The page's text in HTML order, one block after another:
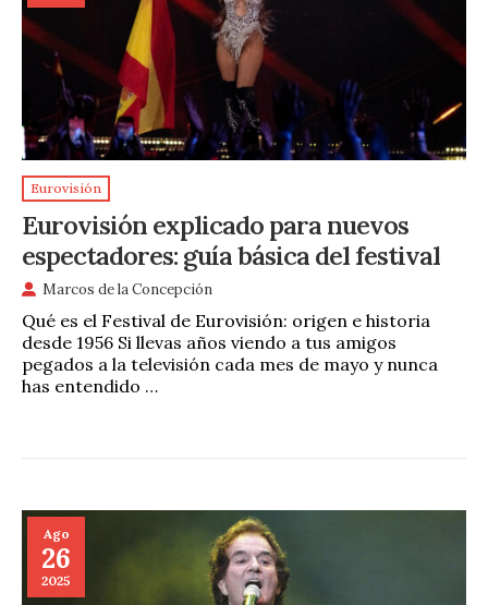
Eurovisión
Eurovisión explicado para nuevos
espectadores: guía básica del festival
Marcos de la Concepción
Qué es el Festival de Eurovisión: origen e historia
desde 1956 Si llevas años viendo a tus amigos
pegados a la televisión cada mes de mayo y nunca
has entendido …
Ago
26
2025